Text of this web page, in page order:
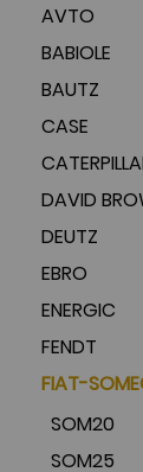
AVTO
BABIOLE
BAUTZ
CASE
DAVID
DEUTZ
EBRO
ENERGIC
FENDT
FIAT-
SOM20
SOM25